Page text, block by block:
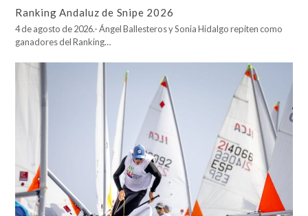
Ranking Andaluz de Snipe 2026
4 de agosto de 2026.- Ángel Ballesteros y Sonia Hidalgo repiten como
ganadores del Ranking…